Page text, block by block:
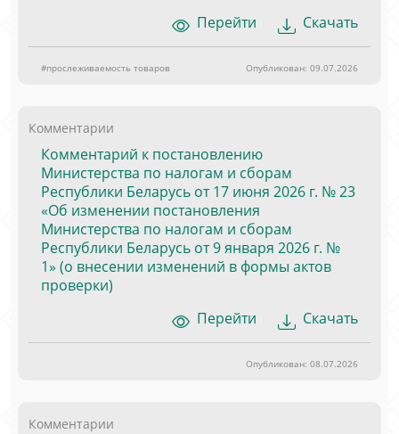
Перейти
Скачать
#прослеживаемость товаров Опубликован: 09.07.2026
Комментарии
Комментарий к постановлению
Министерства по налогам и сборам
Республики Беларусь от 17 июня 2026 г. № 23
«Об изменении постановления
Министерства по налогам и сборам
Республики Беларусь от 9 января 2026 г. №
1» (о внесении изменений в формы актов
проверки)
Перейти
Скачать
Опубликован: 08.07.2026
Комментарии